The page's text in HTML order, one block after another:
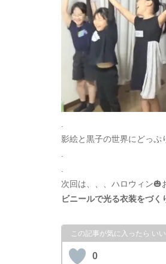
影絵と黒子の世界にどっぷ
次回は、、、ハロウィン🎃
ビニールで光る衣装をづく
0